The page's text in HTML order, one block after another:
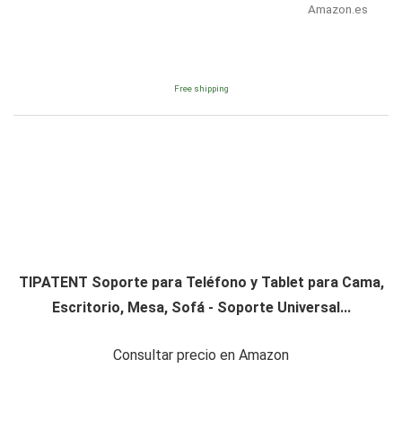
Amazon.es
Free shipping
TIPATENT Soporte para Teléfono y Tablet para Cama,
Escritorio, Mesa, Sofá - Soporte Universal...
Consultar precio en Amazon